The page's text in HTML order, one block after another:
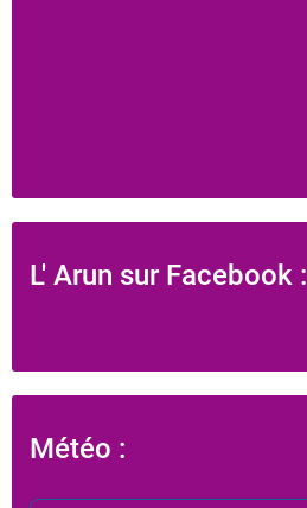
L' Arun sur Facebook :
Météo :